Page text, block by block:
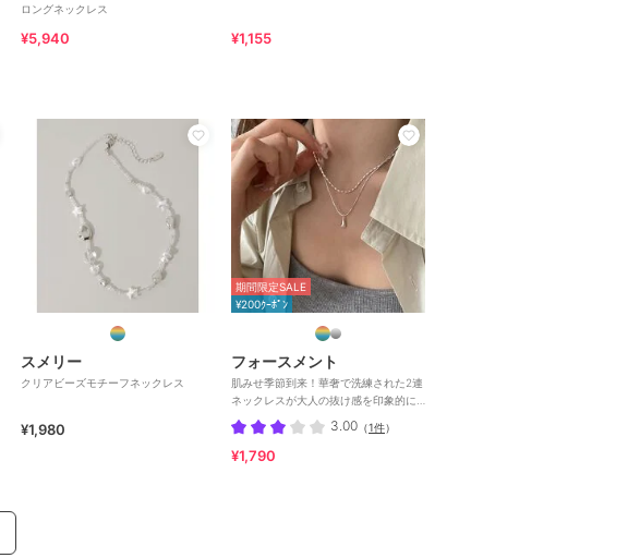
ロングネックレス
¥5,940 ¥1,155
スメリー
クリアビーズモチーフネックレス
¥1,980
期間限定SALE
¥200ｸｰﾎﾟﾝ
フォースメント
肌みせ季節到来！華奢で洗練された2連
ネックレスが大人の抜け感を印象的に
してくれる。
3.00 （1件）
¥1,790